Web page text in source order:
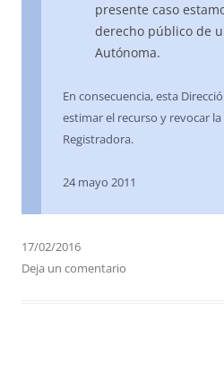
presente caso
derecho público de
Autónoma.
En consecuencia, esta
estimar el recurso y revocar
Registradora.
24 mayo 2011
17/02/2016
Deja un comentario